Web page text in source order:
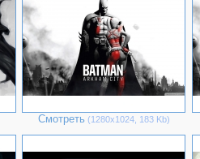
Смотреть (1280х1024, 183 Kb)